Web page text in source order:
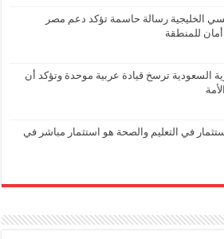
الخليجية رسالة حاسمة تؤكد دعم مصر
للمنطقة
السعودية ترسخ قيادة عربية موحدة وتؤكد أن
في التعليم والصحة هو استثمار مباشر في